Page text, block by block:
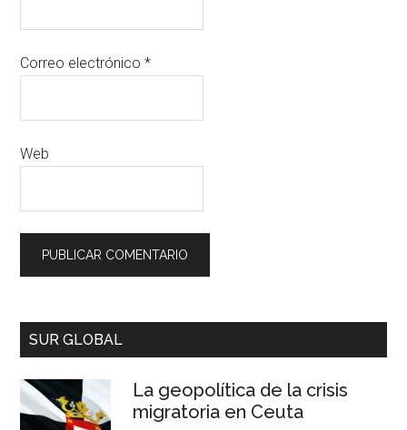
Correo electrónico*
Web
SUR GLOBAL
La geopolítica de la crisis
migratoria en Ceuta